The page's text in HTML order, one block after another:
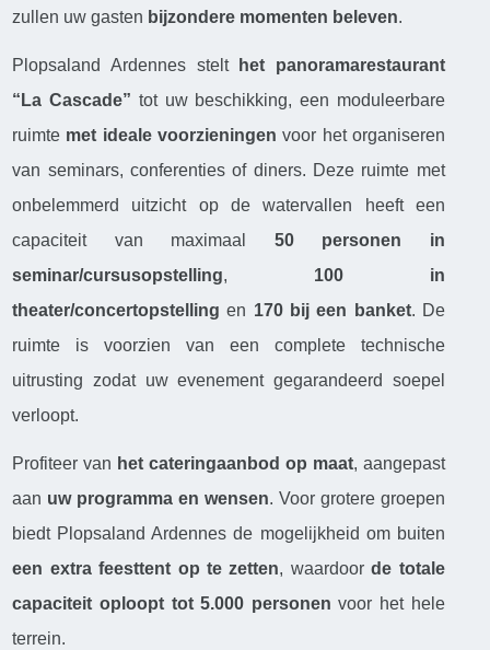
zullen uw gasten bijzondere momenten beleven.
Plopsaland Ardennes stelt
het panoramarestaurant
“La Cascade” tot uw beschikking, een moduleerbare
ruimte met ideale voorzieningen voor het organiseren
van seminars, conferenties of diners. Deze ruimte met
onbelemmerd uitzicht op de watervallen heeft een
capaciteit van maximaal 50 personen in
seminar/cursusopstelling, 100 in
theater/concertopstelling en 170 bij een banket. De
ruimte is voorzien van een complete technische
uitrusting zodat uw evenement gegarandeerd soepel
verloopt.
Profiteer van het cateringaanbod op maat, aangepast
aan uw programma en wensen. Voor grotere groepen
biedt Plopsaland Ardennes de mogelijkheid om buiten
een extra feesttent op te zetten, waardoorde totale
capaciteit oploopt tot 5.000 personen voor het hele
terrein.